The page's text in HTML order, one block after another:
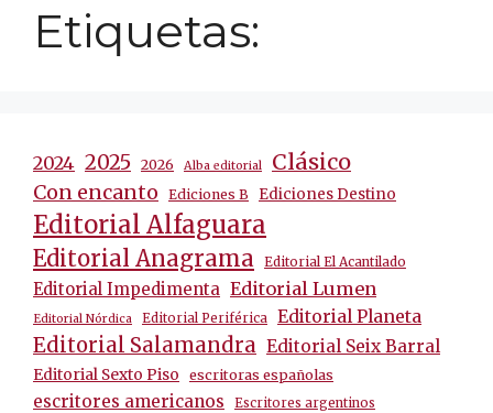
Etiquetas:
2024 2025 2026 Alba editorial Clásico
Con encanto Ediciones B Ediciones Destino
Editorial Alfaguara
Editorial Anagrama Editorial El Acantilado
Editorial Impedimenta Editorial Lumen
Editorial Nórdica Editorial Periférica Editorial Planeta
Editorial Salamandra Editorial Seix Barral
Editorial Sexto Piso escritoras españolas
escritores americanos Escritores argentinos